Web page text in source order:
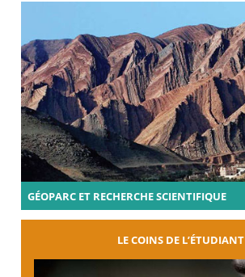
GÉOPARC ET RECHERCHE SCIENTIFIQUE
LE COINS DE L’ÉTUDIANT